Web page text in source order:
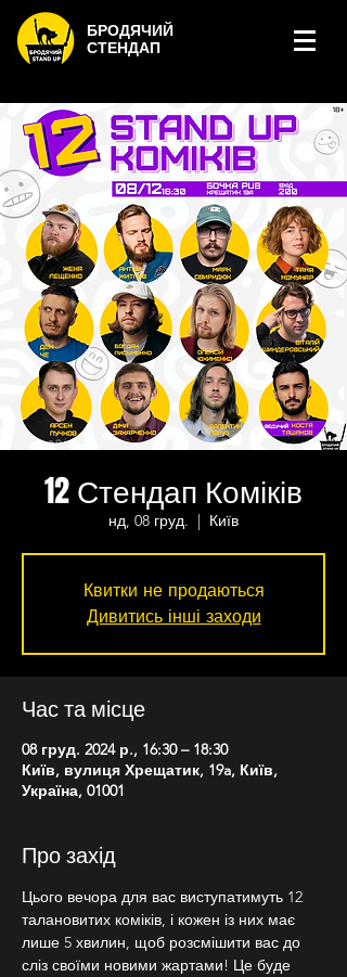
БРОДЯЧИЙ
СТЕНДАП
12 Стендап Коміків
нд, 08 груд.
  |
Київ
Квитки не продаються
Дивитись інші заходи
Час та місце
08 груд. 2024 р., 16:30 – 18:30
Київ, вулиця Хрещатик, 19a, Київ,
Україна, 01001
Про захід
Цього вечора для вас виступатимуть 12
талановитих коміків, і кожен із них має
лише 5 хвилин, щоб розсмішити вас до
сліз своїми новими жартами! Це буде